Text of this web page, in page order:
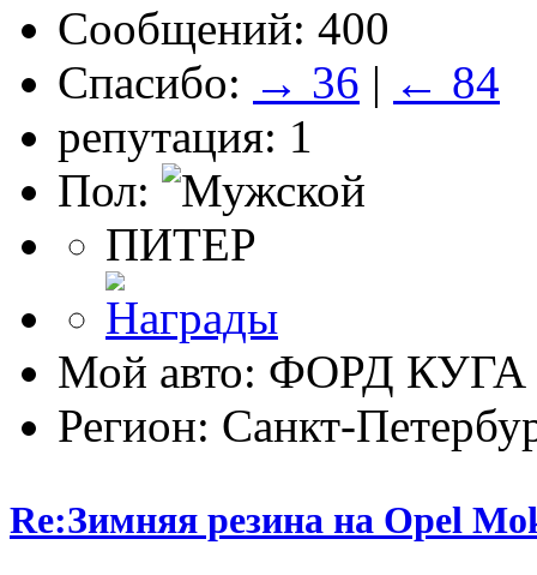
Сообщений: 400
Спасибо: → 36 | ← 84
репутация: 1
Пол:
ПИТЕР
Мой авто: ФОРД КУГА
Регион: Санкт-
Re:Зимняя резина на Opel